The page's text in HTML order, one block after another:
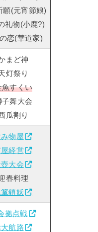
願(元宵節娘)
礼物(小鹿?)
恋(華道家)
まど神
灯祭り
魚すくい
子舞大会
瓜割り
物屋
経営
大会
春料理
鎮妖
拠点戦
航路